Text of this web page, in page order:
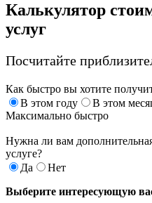
Калькулятор
услуг
Посчитайте
Как быстро вы хотите
В этом году
В этом
Максимально быстро
Нужна ли вам
услуге?
Да
Нет
Выберите интересующую